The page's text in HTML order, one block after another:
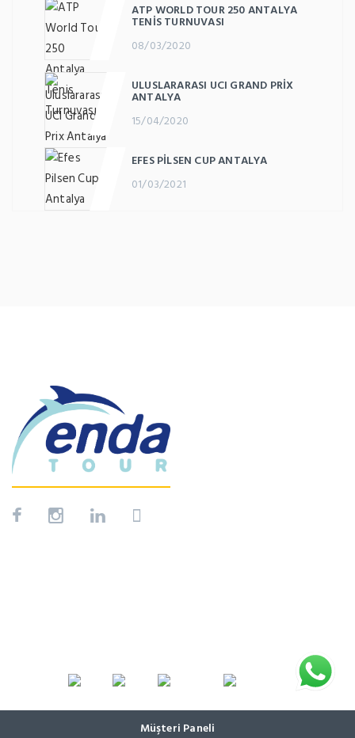
ATP WORLD TOUR 250 ANTALYA
TENIS TURNUVASI
08/03/2020
ULUSLARARASI UCI GRAND PRIX
ANTALYA
15/04/2020
EFES PILSEN CUP ANTALYA
01/03/2021
Müşteri Paneli